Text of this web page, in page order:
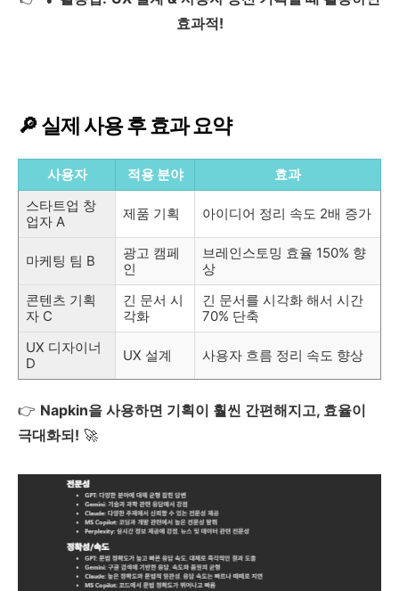
효과적!
🔎 실제 사용 후 효과 요약
사용자 적용 분야
효과
스타트업 창
업자 A
제품 기획 아이디어 정리 속도 2배 증가
마케팅 팀 B
광고 캠페
인
브레인스토밍 효율 150% 향
상
콘텐츠 기획
자 C
긴 문서 시
각화
긴 문서를 시각화 해서 시간
70% 단축
UX 디자이너
D
UX 설계 사용자 흐름 정리 속도 향상
👉 Napkin을 사용하면 기획이 훨씬 간편해지고, 효율이
극대화되! 🚀